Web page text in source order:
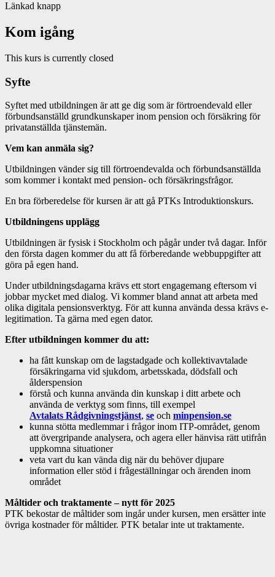
Länkad knapp
Kom igång
This kurs is currently closed
Syfte
Syftet med utbildningen är att ge dig som är förtroendevald eller
förbundsanställd grundkunskaper inom pension och försäkring för
privatanställda tjänstemän.
Vem kan anmäla sig?
Utbildningen vänder sig till förtroendevalda och förbundsanställda
som kommer i kontakt med pension- och försäkringsfrågor.
En bra förberedelse för kursen är att gå PTKs Introduktionskurs.
Utbildningens upplägg
Utbildningen är fysisk i Stockholm och pågår under två dagar. Inför
den första dagen kommer du att få förberedande webbuppgifter att
göra på egen hand.
Under utbildningsdagarna krävs ett stort engagemang eftersom vi
jobbar mycket med dialog. Vi kommer bland annat att arbeta med
olika digitala pensionsverktyg. För att kunna använda dessa krävs e-
legitimation. Ta gärna med egen dator.
Efter utbildningen kommer du att:
ha fått kunskap om de lagstadgade och kollektivavtalade
försäkringarna vid sjukdom, arbetsskada, dödsfall och
ålderspension
förstå och kunna använda din kunskap i ditt arbete och
använda de verktyg som finns, till exempel
Avtalats Rådgivningstjänst, se och minpension.se
kunna stötta medlemmar i frågor inom ITP-området, genom
att övergripande analysera, och agera eller hänvisa rätt utifrån
uppkomna situationer
veta vart du kan vända dig när du behöver djupare
information eller stöd i frågeställningar och ärenden inom
området
Måltider och traktamente – nytt för 2025
PTK bekostar de måltider som ingår under kursen, men ersätter inte
övriga kostnader för måltider. PTK betalar inte ut traktamente.